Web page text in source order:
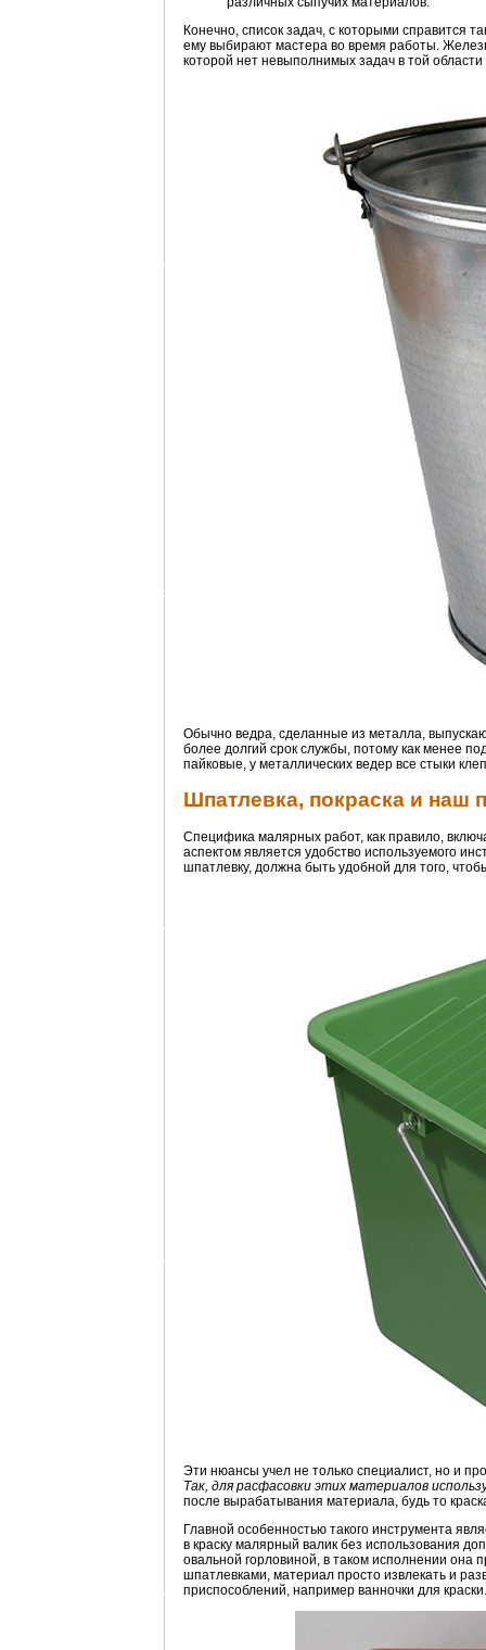
Конечно, список задач, с которыми справится
ему выбирают мастера во время работы.
которой нет невыполнимых задач в той
Обычно ведра, сделанные из металла,
более долгий срок службы, потому как менее
пайковые, у металлических ведер все стыки
Шпатлевка, покраска и наш
Специфика малярных работ, как правило,
аспектом является удобство используемого
шпатлевку, должна быть удобной для того,
Эти нюансы учел не только специалист, но и
Так, для расфасовки этих материалов
после вырабатывания материала, будь то
Главной особенностью такого инструмента
в краску малярный валик без использования
овальной горловиной, в таком исполнении она
шпатлевками, материал просто извлекать и
приспособлений, например ванночки для краски.